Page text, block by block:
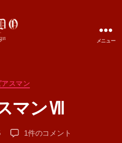
メニュー
カ
ゴ
リ
アスマン
マンⅦ
投
作
成
者
T
ピ
1件のコメント